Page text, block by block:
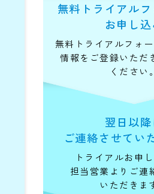
無料トライアルフ
お申し込
無料トライアルフォ
情報を ご登録いただ
ください。
翌日以降
ご連絡させてい
トライアルお申し
担当営業より ご連
いただきま